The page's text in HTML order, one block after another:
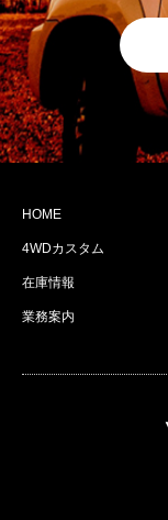
HOME
4WDカスタム
在庫情報
業務案内